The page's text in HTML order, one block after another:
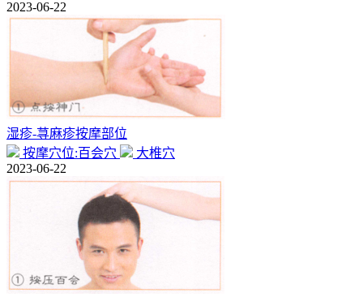
2023-06-22
湿疹-荨麻疹按摩部位
按摩穴位:百会穴
大椎穴
2023-06-22